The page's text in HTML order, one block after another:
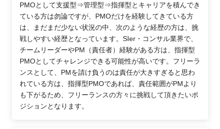
PMOとして支援型⇒管理型⇒指揮型とキャリアを積んでき
ている方は勿論ですが、PMOだけを経験してきている方
は、まだまだ少ない状況の中、次のような経歴の方は、挑
戦しやすい経歴となっています。SIer・コンサル業界で、
チームリーダーやPM（責任者）経験がある方は、指揮型
PMOとしてチャレンジできる可能性が高いです。フリーラ
ンスとして、PMを請け負うのは責任が大きすぎると思わ
れている方は、指揮型PMOであれば、責任範囲がPMより
も下がるため、フリーランスの方々に挑戦して頂きたいポ
ジションとなります。